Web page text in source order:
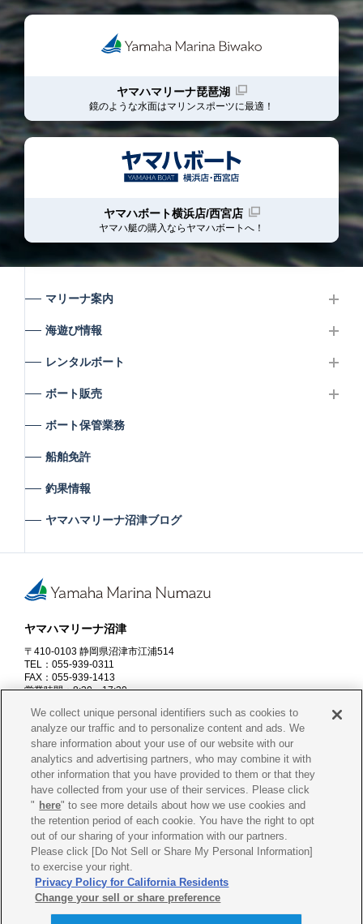
ヤマハマリーナ琵琶湖
鏡のような水面はマリンスポーツに最適！
ヤマハボート横浜店/西宮店
ヤマハ艇の購入ならヤマハボート へ！
マリーナ案内
海遊び情報
レンタルボート
ボート販売
ボート保管業務
船舶免許
釣果情報
ヤマハマリーナ沼津ブログ
ヤマハマリーナ沼津
〒410-0103 静岡県沼津市江浦514
TEL：055-939-0311
FAX：055-939-1413
営業時間：8:30～17:30
定休日：火・水曜日
資料請求 お問合せ
会社概要 プライバシーポリシー
Cookieポリシー 古物営業法に基づく表示
We collect unique personal identifiers such as cookies to
analyze our traffic and to personalize content and ads. We
share information about your use of our website with our
analytics and advertising partners, who may combine it with
other information that you have provided to them or that they
have collected from your use of their services. Please click
" here" to see more details about how we use cookies and
the retention period of each cookie. You have the right to opt
out of our sharing of your information with our partners.
Please click [Do Not Sell or Share My Personal Information]
to exercise your right.
Privacy Policy for California Residents
Change your sell or share preference